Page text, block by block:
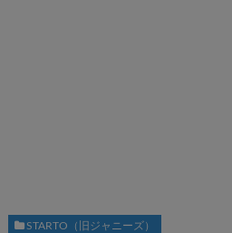
STARTO（旧ジャニーズ）